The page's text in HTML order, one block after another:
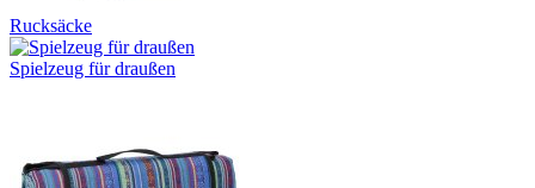
Rucksäcke
Spielzeug für draußen